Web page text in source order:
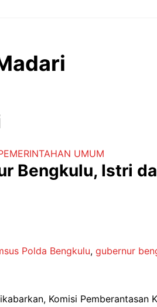
UMUM
Bengkulu, Istri
Polda Bengkulu, gubernur
Komisi